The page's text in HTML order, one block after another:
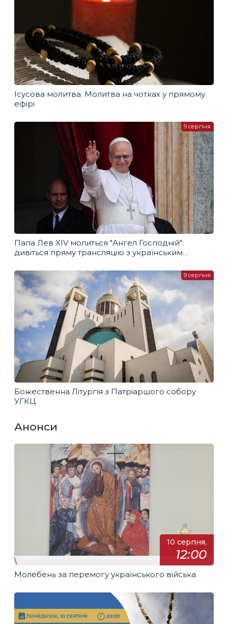
Ісусова молитва. Молитва на чотках у прямому
ефірі
Папа Лев XIV молиться "Ангел Господній":
дивіться пряму трансляцію з українським
9 серпня
Божественна Літургія з Патріаршого собору
УГКЦ
9 серпня
Анонси
10 серпня,
12:00
\
Молебень за перемогу українського війська